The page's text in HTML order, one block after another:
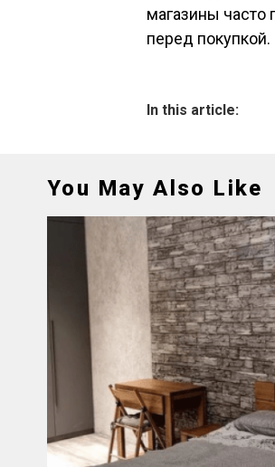
магазины часто
перед покупкой.
In this article:
You May Also Like